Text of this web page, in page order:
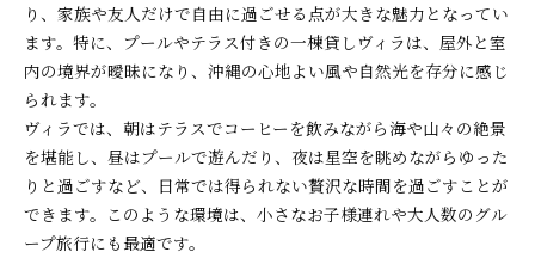
り、家族や友人だけで自由に過ごせる点が大きな魅力となってい
ます。特に、プールやテラス付きの一棟貸しヴィラは、屋外と室
内の境界が曖昧になり、沖縄の心地よい風や自然光を存分に感じ
られます。
ヴィラでは、朝はテラスでコーヒーを飲みながら海や山々の絶景
を堪能し、昼はプールで遊んだり、夜は星空を眺めながらゆった
りと過ごすなど、日常では得られない贅沢な時間を過ごすことが
できます。このような環境は、小さなお子様連れや大人数のグル
ープ旅行にも最適です。